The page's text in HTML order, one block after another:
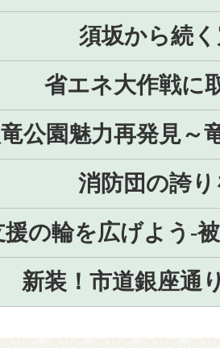
須坂から続
省エネ大作戦に
公園魅力再発見～
消防団の誇
援の輪を広げよう-
新装！市道銀座通